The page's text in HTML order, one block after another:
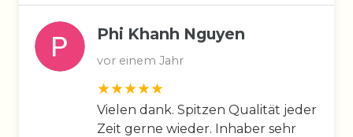
Phi Khanh Nguyen
vor einem Jahr
Vielen dank. Spitzen Qualität jeder
Zeit gerne wieder. Inhaber sehr